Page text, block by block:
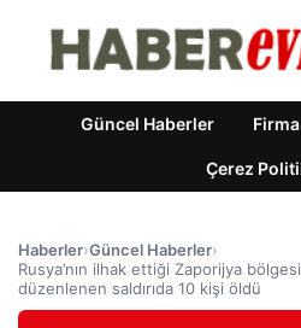
Güncel Haberler
Çerez
Haberler›Güncel Haberler›
Rusya’nın ilhak ettiği Zaporijya
düzenlenen saldırıda 10 kişi öldü